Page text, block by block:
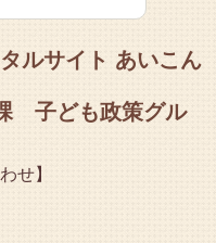
ルサイト あいこん
子ども政策グル
せ】